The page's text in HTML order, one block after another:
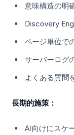
意味構造の明
Discovery
ページ単位で
サーバーログ
よくある質問
長期的施策：
AI向けにスケ